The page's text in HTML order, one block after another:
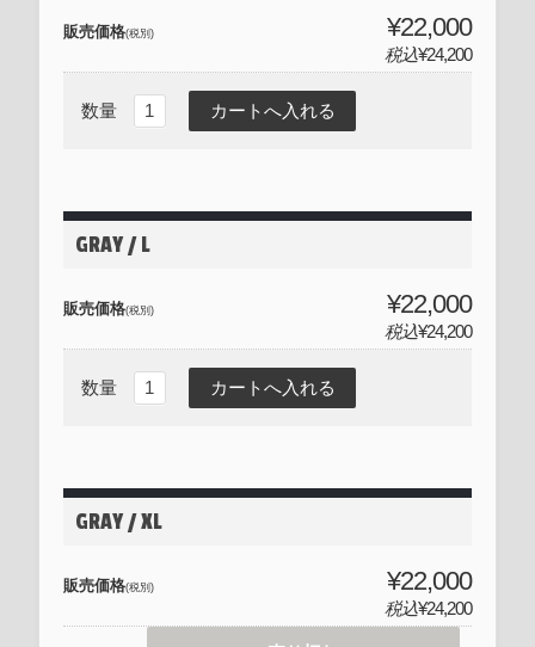
販売価格(税別) ¥22,000
税込¥24,200
数量
GRAY / L
販売価格(税別) ¥22,000
税込¥24,200
数量
GRAY / XL
販売価格(税別) ¥22,000
税込¥24,200